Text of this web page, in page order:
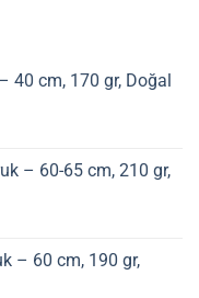
40 cm, 170 gr, Doğal
– 60-65 cm, 210 gr,
– 60 cm, 190 gr,